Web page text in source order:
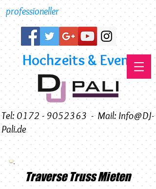
professioneller
Hochzeits & Event DJ
Tel: 0172 - 9052363 - Mail: Info@DJ-
Pali.de
Traverse Truss Mieten